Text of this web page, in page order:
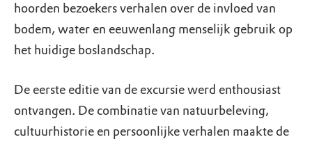
hoorden bezoekers verhalen over de invloed van
bodem, water en eeuwenlang menselijk gebruik op
het huidige boslandschap.
De eerste editie van de excursie werd enthousiast
ontvangen. De combinatie van natuurbeleving,
cultuurhistorie en persoonlijke verhalen maakte de